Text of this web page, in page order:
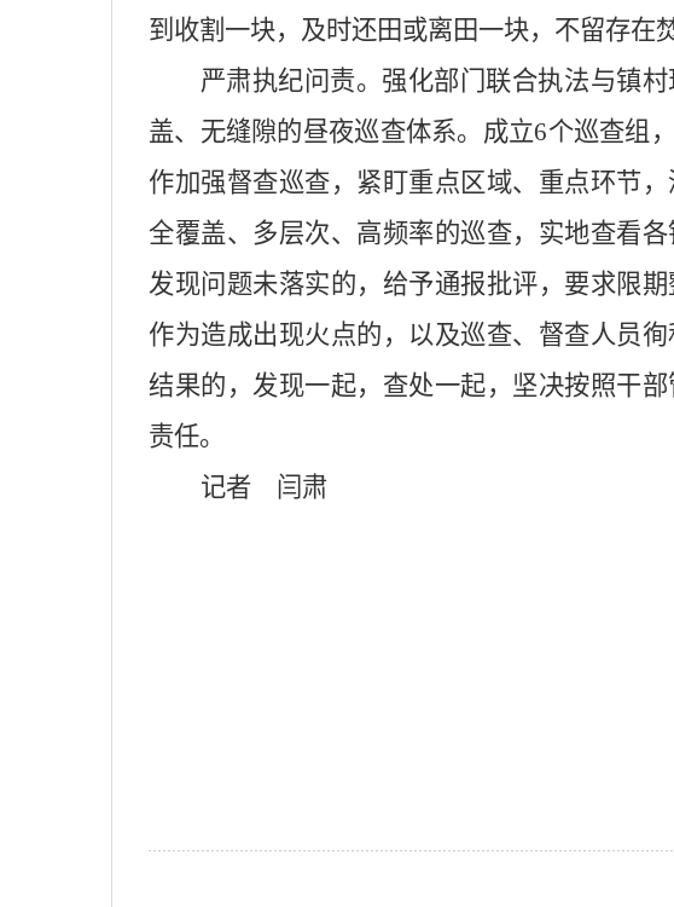
到收割一块，及时还田或离田一块，不留存在
严肃执纪问责。强化部门联合执法与镇
盖、无缝隙的昼夜巡查体系。成立6个巡查组
作加强督查巡查，紧盯重点区域、重点环节
全覆盖、多层次、高频率的巡查，实地查看
发现问题未落实的，给予通报批评，要求限
作为造成出现火点的，以及巡查、督查人员
结果的，发现一起，查处一起，坚决按照干
责任。
记者 闫肃